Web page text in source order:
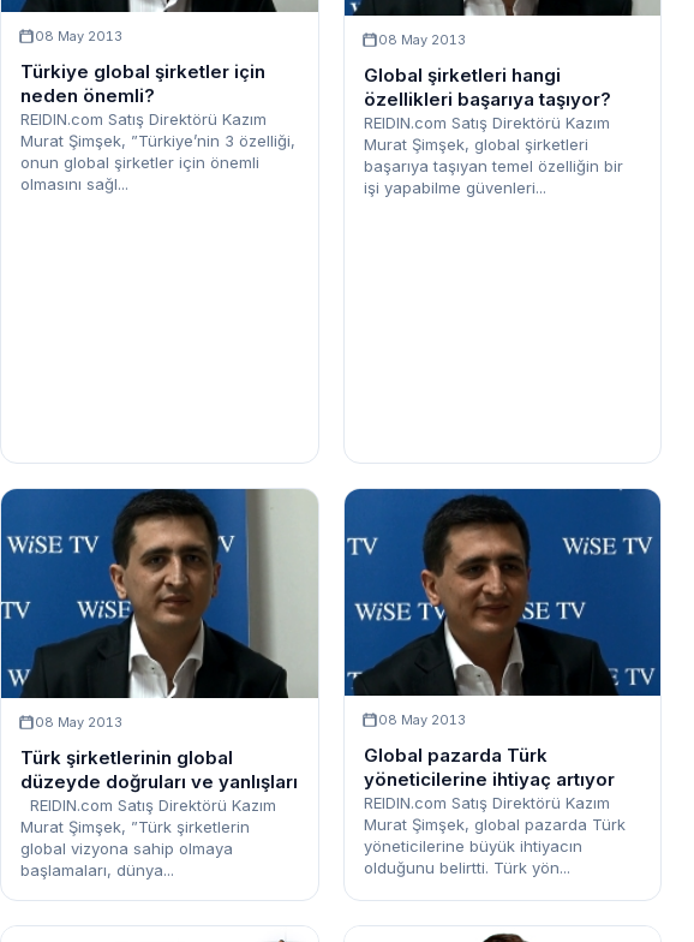
08 May 2013
Türkiye global şirketler için
neden önemli?
REIDIN.com Satış Direktörü Kazım
Murat Şimşek, ”Türkiye’nin 3 özelliği,
onun global şirketler için önemli
olmasını sağl...
08 May 2013
Global şirketleri hangi
özellikleri başarıya taşıyor?
REIDIN.com Satış Direktörü Kazım
Murat Şimşek, global şirketleri
başarıya taşıyan temel özelliğin bir
işi yapabilme güvenleri...
08 May 2013
Türk şirketlerinin global
düzeyde doğruları ve yanlışları
REIDIN.com Satış Direktörü Kazım
Murat Şimşek, ”Türk şirketlerin
global vizyona sahip olmaya
başlamaları, dünya...
08 May 2013
Global pazarda Türk
yöneticilerine ihtiyaç artıyor
REIDIN.com Satış Direktörü Kazım
Murat Şimşek, global pazarda Türk
yöneticilerine büyük ihtiyacın
olduğunu belirtti. Türk yön...